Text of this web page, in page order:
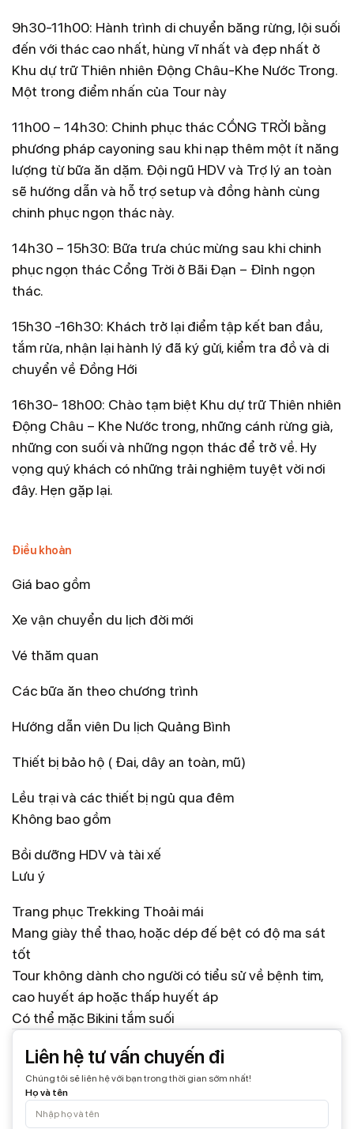
9h30-11h00: Hành trình di chuyển băng rừng, lội suối
đến với thác cao nhất, hùng vĩ nhất và đẹp nhất ở
Khu dự trữ Thiên nhiên Động Châu-Khe Nước Trong.
Một trong điểm nhấn của Tour này
11h00 – 14h30: Chinh phục thác CỔNG TRỜI bằng
phương pháp cayoning sau khi nạp thêm một ít năng
lượng từ bữa ăn dặm. Đội ngũ HDV và Trợ lý an toàn
sẽ hướng dẫn và hỗ trợ setup và đồng hành cùng
chinh phục ngọn thác này.
14h30 – 15h30: Bữa trưa chúc mừng sau khi chinh
phục ngọn thác Cổng Trời ở Bãi Đạn – Đỉnh ngọn
thác.
15h30 -16h30: Khách trở lại điểm tập kết ban đầu,
tắm rửa, nhận lại hành lý đã ký gửi, kiểm tra đồ và di
chuyển về Đồng Hới
16h30- 18h00: Chào tạm biệt Khu dự trữ Thiên nhiên
Động Châu – Khe Nước trong, những cánh rừng già,
những con suối và những ngọn thác để trở về. Hy
vọng quý khách có những trải nghiệm tuyệt vời nơi
đây. Hẹn gặp lại.
Điều khoản
Giá bao gồm
Xe vận chuyển du lịch đời mới
Vé thăm quan
Các bữa ăn theo chương trình
Hướng dẫn viên Du lịch Quảng Bình
Thiết bị bảo hộ ( Đai, dây an toàn, mũ)
Lều trại và các thiết bị ngủ qua đêm
Không bao gồm
Bồi dưỡng HDV và tài xế
Lưu ý
Trang phục Trekking Thoải mái
Mang giày thể thao, hoặc dép đế bệt có độ ma sát
tốt
Tour không dành cho người có tiểu sử về bệnh tim,
cao huyết áp hoặc thấp huyết áp
Có thể mặc Bikini tắm suối
Liên hệ tư vấn chuyến đi
Chúng tôi sẽ liên hệ với bạn trong thời gian sớm nhất!
Họ và tên